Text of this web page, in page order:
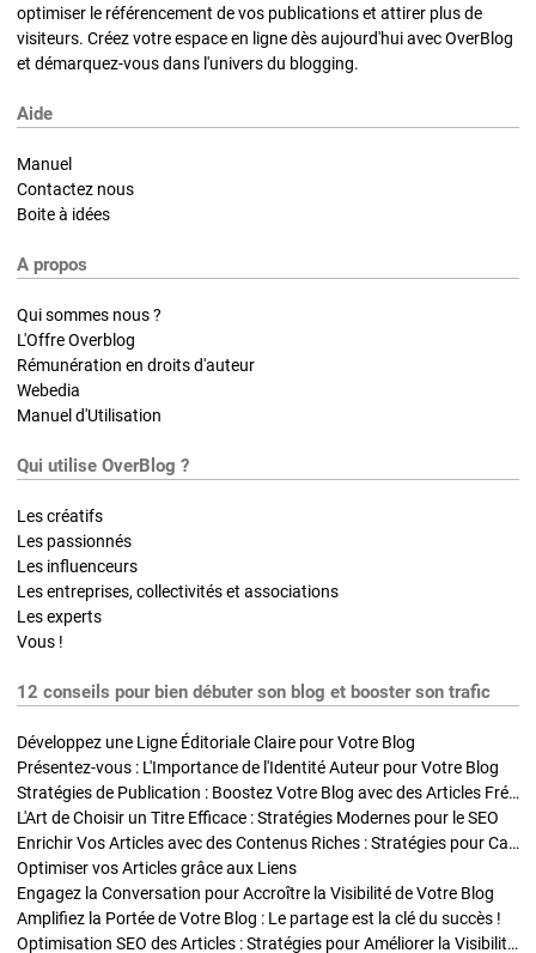
optimiser le référencement de vos publications et attirer plus de
visiteurs. Créez votre espace en ligne dès aujourd'hui avec OverBlog
et démarquez-vous dans l'univers du blogging.
Aide
Manuel
Contactez nous
Boite à idées
A propos
Qui sommes nous ?
L'Offre Overblog
Rémunération en droits d'auteur
Webedia
Manuel d'Utilisation
Qui utilise OverBlog ?
Les créatifs
Les passionnés
Les influenceurs
Les entreprises, collectivités et associations
Les experts
Vous !
12 conseils pour bien débuter son blog et booster son trafic
Développez une Ligne Éditoriale Claire pour Votre Blog
Présentez-vous : L'Importance de l'Identité Auteur pour Votre Blog
Stratégies de Publication : Boostez Votre Blog avec des Articles Fréquents et Exclusifs
L'Art de Choisir un Titre Efficace : Stratégies Modernes pour le SEO
Enrichir Vos Articles avec des Contenus Riches : Stratégies pour Captiver et Optimiser
Optimiser vos Articles grâce aux Liens
Engagez la Conversation pour Accroître la Visibilité de Votre Blog
Amplifiez la Portée de Votre Blog : Le partage est la clé du succès !
Optimisation SEO des Articles : Stratégies pour Améliorer la Visibilité de Votre Blog